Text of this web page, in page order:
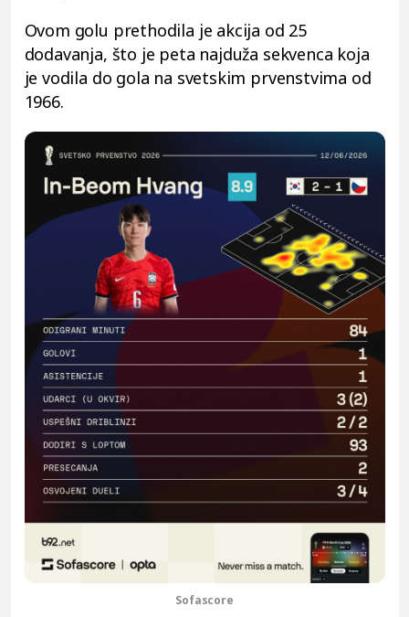
Ovom golu prethodila je akcija od 25
dodavanja, što je peta najduža sekvenca koja
je vodila do gola na svetskim prvenstvima od
1966.
Sofascore